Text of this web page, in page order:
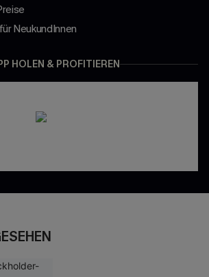
NeukundInnen
HOLEN & PROFITIEREN